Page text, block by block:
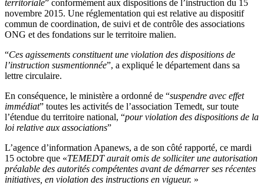
territoriale” conformément aux dispositions de l’instruction du 15
novembre 2015. Une réglementation qui est relative au dispositif
commun de coordination, de suivi et de contrôle des associations
ONG et des fondations sur le territoire malien.
“Ces agissements constituent une violation des dispositions de
l’instruction susmentionnée”, a expliqué le département dans sa
lettre circulaire.
En conséquence, le ministère a ordonné de “suspendre avec effet
immédiat” toutes les activités de l’association Temedt, sur toute
l’étendue du territoire national, “pour violation des dispositions de la
loi relative aux associations”
L’agence d’information Apanews, a de son côté rapporté, ce mardi
15 octobre que «TEMEDT aurait omis de solliciter une autorisation
préalable des autorités compétentes avant de démarrer ses récentes
initiatives, en violation des instructions en vigueur. »